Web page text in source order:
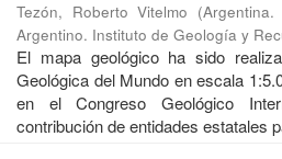
Tezón, Roberto Vitelmo (
Argentino. Instituto de Geología y
El mapa geológico ha sido
Geológica del Mundo en escala
en el Congreso Geológico
contribución de entidades estatales